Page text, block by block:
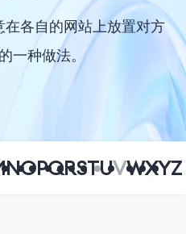
各自的网站上放置对方
一种做法。
NOPQRSTUVWXYZ